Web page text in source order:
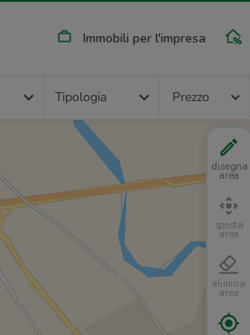
Immobili per l'impresa
Tipologia Prezzo
disegna
area
sposta
area
elimina
area